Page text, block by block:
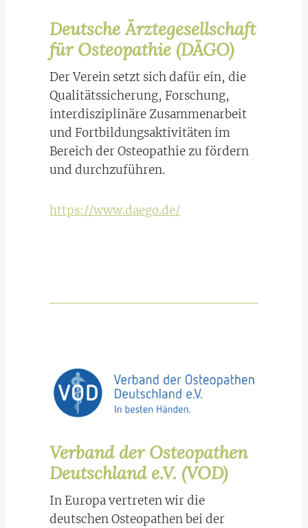
Deutsche Ärztegesellschaft
für Osteopathie (DÄGO)
Der Verein setzt sich dafür ein, die
Qualitätssicherung, Forschung,
interdisziplinäre Zusammenarbeit
und Fortbildungsaktivitäten im
Bereich der Osteopathie zu fördern
und durchzuführen.
https://www.daego.de/
Verband der Osteopathen
Deutschland e.V. (VOD)
In Europa vertreten wir die
deutschen Osteopathen bei der